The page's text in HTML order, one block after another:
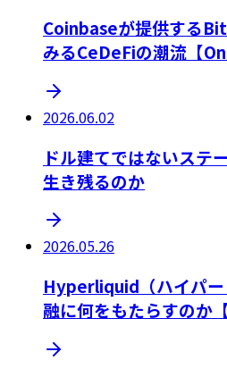
Coinbaseが提供する
みるCeDeFiの潮流【
2026.06.02
ドル建てではないステ
生き残るのか
2026.05.26
Hyperliquid（ハイパ
融に何をもたらすのか